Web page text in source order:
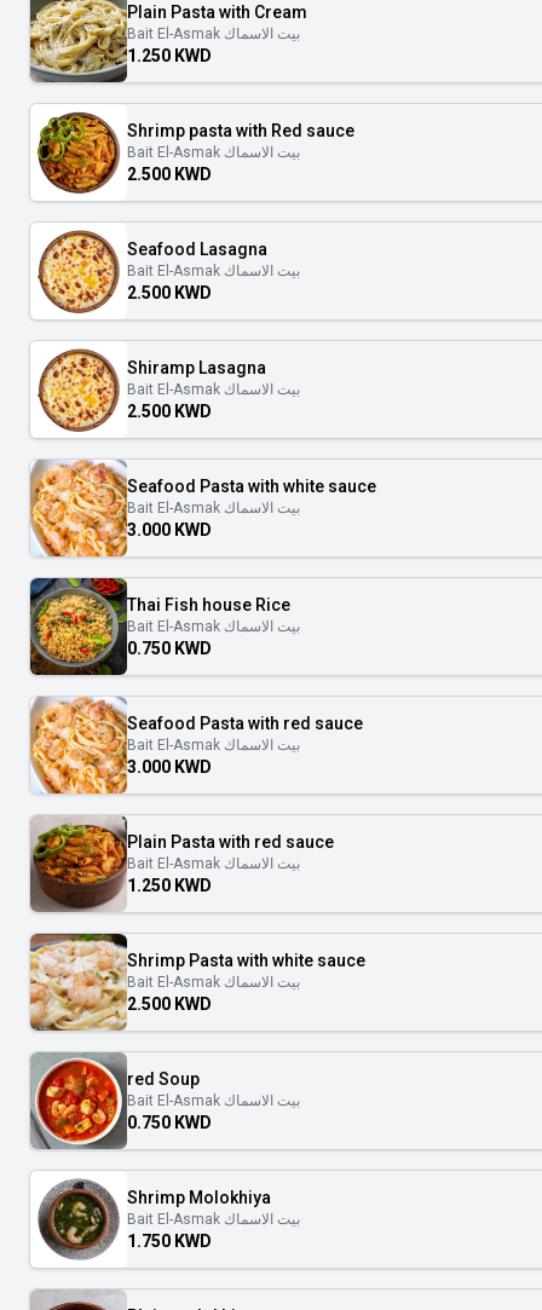
Plain Pasta with Cream
Bait El-Asmak بيت الاسماك
1.250 KWD
Shrimp pasta with Red sauce
Bait El-Asmak بيت الاسماك
2.500 KWD
Seafood Lasagna
Bait El-Asmak بيت الاسماك
2.500 KWD
Shiramp Lasagna
Bait El-Asmak بيت الاسماك
2.500 KWD
Seafood Pasta with white sauce
Bait El-Asmak بيت الاسماك
3.000 KWD
Thai Fish house Rice
Bait El-Asmak بيت الاسماك
0.750 KWD
Seafood Pasta with red sauce
Bait El-Asmak بيت الاسماك
3.000 KWD
Plain Pasta with red sauce
Bait El-Asmak بيت الاسماك
1.250 KWD
Shrimp Pasta with white sauce
Bait El-Asmak بيت الاسماك
2.500 KWD
red Soup
Bait El-Asmak بيت الاسماك
0.750 KWD
Shrimp Molokhiya
Bait El-Asmak بيت الاسماك
1.750 KWD